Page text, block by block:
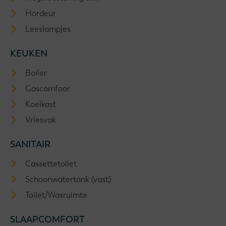
Hordeur
Leeslampjes
KEUKEN
Boiler
Gascomfoor
Koelkast
Vriesvak
SANITAIR
Cassettetoilet
Schoonwatertank (vast)
Toilet/Wasruimte
SLAAPCOMFORT